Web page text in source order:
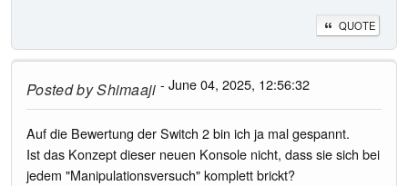
QUOTE
Posted byShimaaji - June 04, 2025, 12:56:32
Auf die Bewertung der Switch 2 bin ich ja mal gespannt.
Ist das Konzept dieser neuen Konsole nicht, dass sie sich bei
jedem "Manipulationsversuch" komplett brickt?